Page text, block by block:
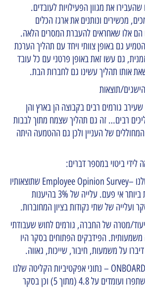
את מגוון הפעילויות לעובדים.
מכשירים ונותנים את ארגז הכלים
הם אלו שאחראים להעברת המסרים הלאה.
גם באופן צוותי ויחד עם תהליך הערכת
גם עשו זאת באופן פרטני עם כל עובד
אותו תהליך עשינו גם לחברות הבת.
תוצאות
גורמים רבים בקבוצה הן בארץ והן
רבים… זה גם תהליך שצמח מתוך לבבות
של העניין ולכן גם ההטמעה היתה
לידי ביטוי במספר דברים:
סקר העובדים השנתי שלנו –Employee Opinion Survey שתוצאותיו
בכל המדדים היו הטובות ביותר אי פעם. עלייה של 3% בהיענות
ועלייה של שתי נקודות בציון המחוברות.
מטרה של החברה, גורמים לחוש שעבודתי
הפידבקים הפתוחים בסקר היו
על משמעות, חיבור, שייכות, גאווה.
מבחינת תהליכי ה-ONBOARDING – נתוני אפקטיביות הקליטה שלנו
בקרב עובדים חדשים השתפרו ועומדים על 4.8 (מתוך 5) וכן בסקר
העמוד